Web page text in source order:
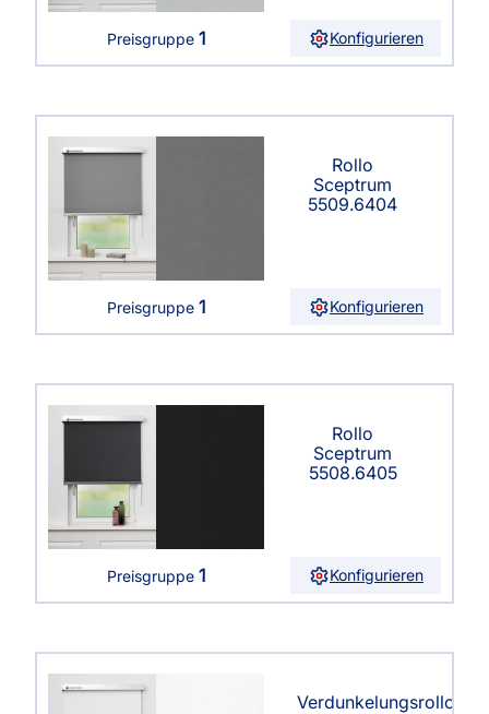
Preisgruppe 1 Konfigurieren
Rollo
Sceptrum
5509.6404
Preisgruppe 1 Konfigurieren
Rollo
Sceptrum
5508.6405
Preisgruppe 1 Konfigurieren
Verdunkelungsrollo